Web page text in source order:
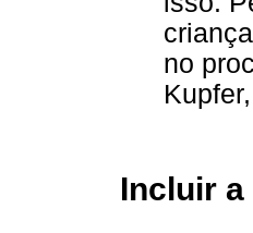
no
Incluir